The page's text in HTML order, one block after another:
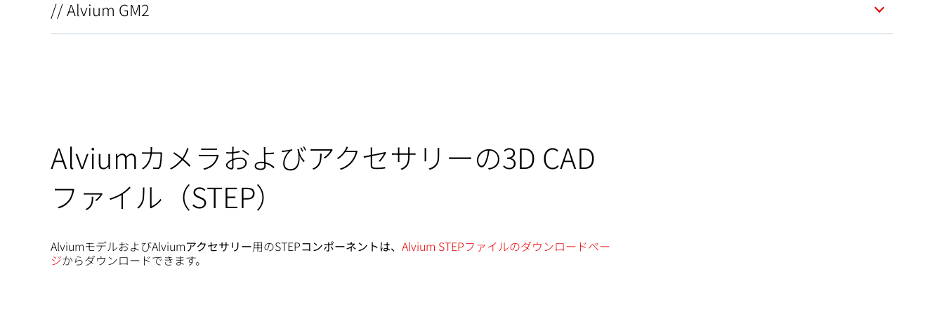
// Alvium GM2
Alviumカメラおよびアクセサリーの3D CAD
ファイル（STEP）
AlviumモデルおよびAlviumアクセサリー用のSTEPコンポーネントは、 Alvium STEPファイルのダウンロードペー
ジからダウンロードできます。